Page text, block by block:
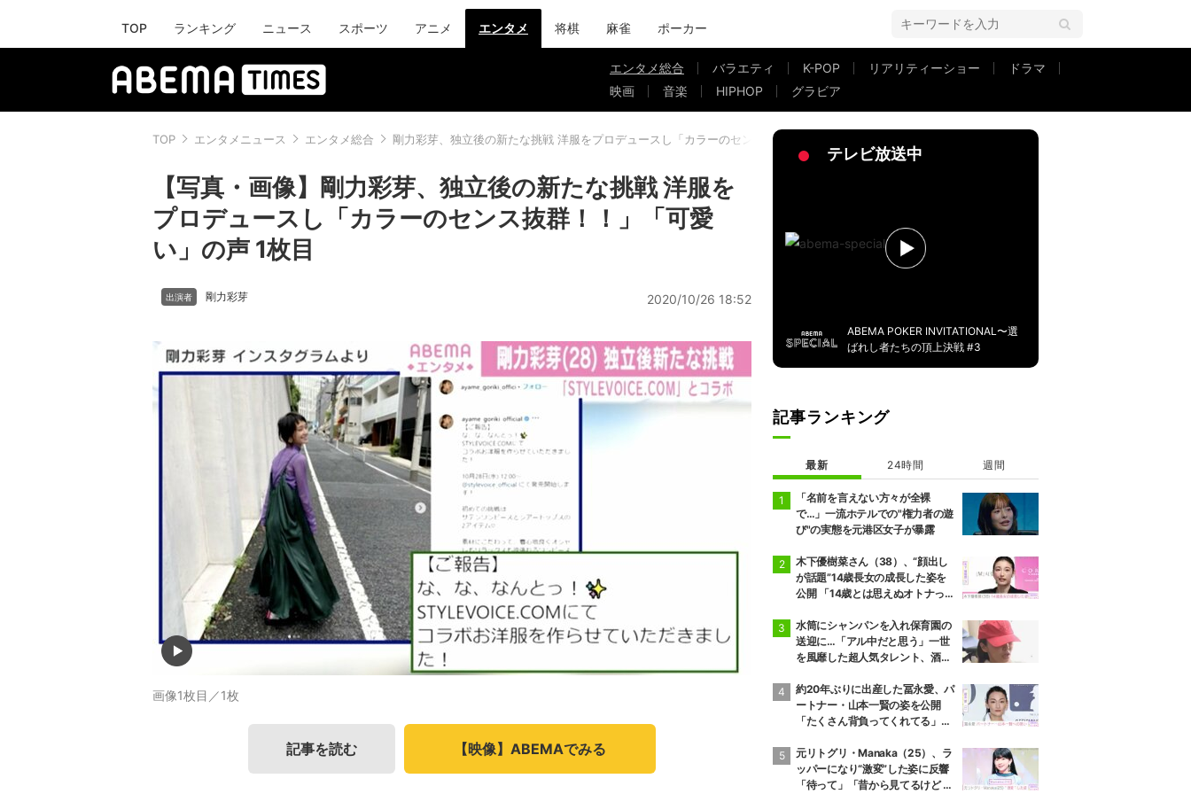
TOP ランキング ニュース スポーツ アニメ エンタメ 将棋 麻雀 ポーカー
エンタメ総合 バラエティ K-POP リアリティーショー
ドラマ
映画
音楽 HIPHOP グラビア
TOP エンタメニュース エンタメ総合 剛力彩芽、独立後の新たな挑戦 洋服をプロデュースし「カラーのセンス抜群！！」「可愛い」の声
【写真・画像】剛力彩芽、独立後の新たな挑戦 洋服を
プロデュースし「カラーのセンス抜群！！」「可愛
い」の声 1枚目
剛力彩芽 2020/10/26 18:52
画像1枚目／1枚
記事を読む 【映像】ABEMAでみる
テレビ放送中
ABEMA POKER INVITATIONAL〜選
ばれし者たちの頂上決戦 #3
記事ランキング
最新 24時間 週間
「名前を言えない方々が全裸
で…」一流ホテルでの"権力者の遊
び"の実態を元港区女子が暴露
木下優樹菜さん（38）、“顔出し
が話題”14歳長女の成長した姿を
公開 「14歳とは思えぬオトナっぽ
ぎる」など反響
水筒にシャンパンを入れ保育園の
送迎に…「アル中だと思う」一世
を風靡した超人気タレント、酒漬
約20年ぶりに出産した冨永愛、パ
ートナー・山本一賢の姿を公開
「たくさん背負ってくれてる」感
元リトグリ・Manaka（25）、ラ
ッパーになり“激変”した姿に反響
「待って」「昔から見てるけど 最